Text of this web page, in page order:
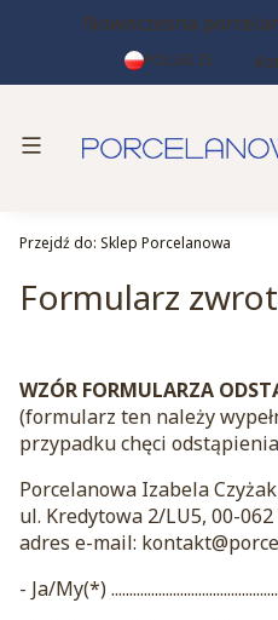
Nowoczesna
POLSKI ZŁ
Menu
Przejdź do: Sklep Porcelanowa
Formularz
WZÓR FORMULARZA
(formularz ten należy
przypadku chęci
Porcelanowa Izabela Czyżak
ul. Kredytowa 2/LU5, 00-
adres e-mail:
- Ja/My(*)